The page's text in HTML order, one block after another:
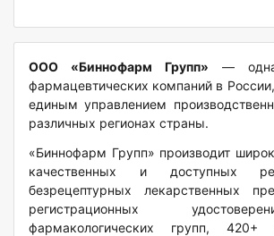
ООО «Биннофарм Групп» —
фармацевтических компаний в
единым управлением
различных регионах страны.
«Биннофарм Групп» производит
качественных и доступных
безрецептурных лекарственных
регистрационных
фармакологических групп, 420+